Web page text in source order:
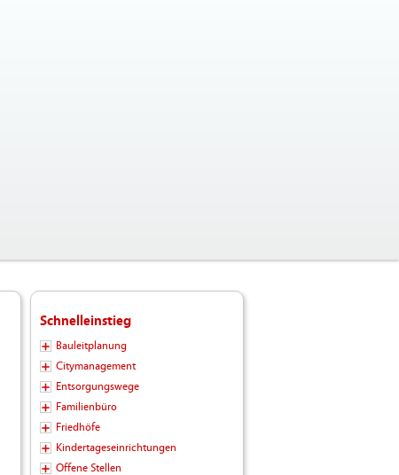
Schnelleinstieg
Bauleitplanung
Citymanagement
Entsorgungswege
Familienbüro
Friedhöfe
Kindertageseinrichtungen
Offene Stellen